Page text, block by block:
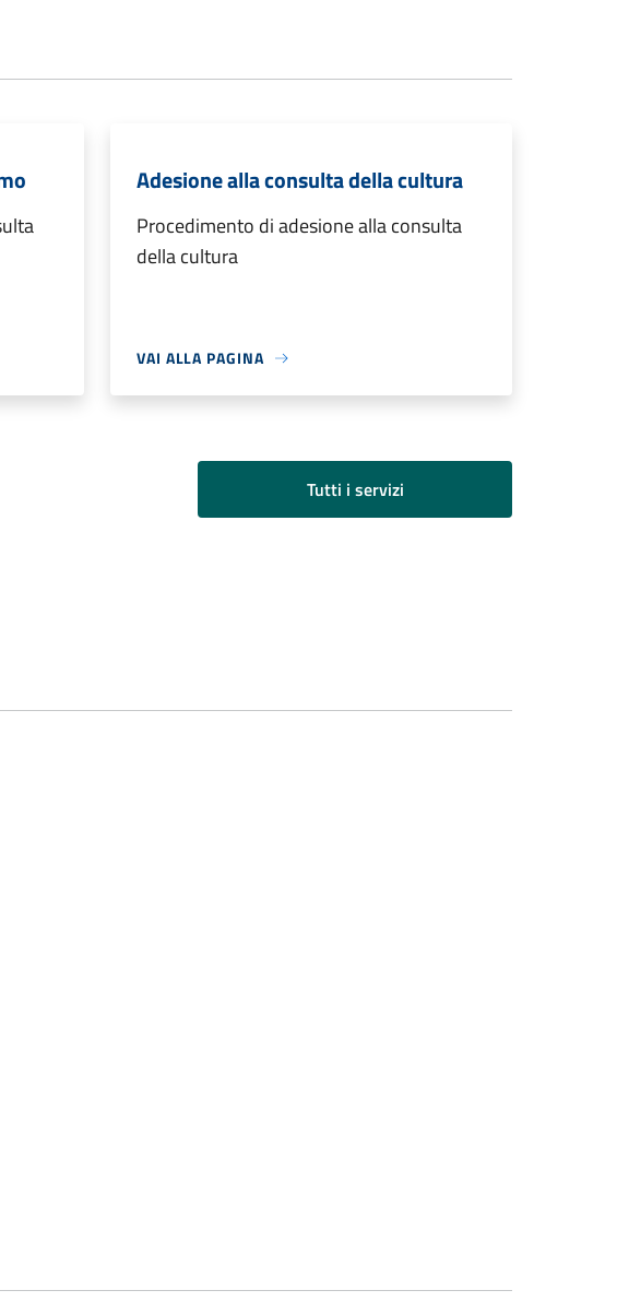
Adesione alla consulta della cultura
Procedimento di adesione alla consulta
della cultura
VAI ALLA PAGINA
Tutti i servizi